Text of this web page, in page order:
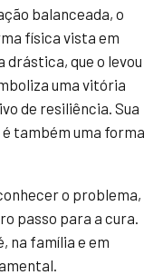
balanceada, o
física vista em
drástica, que o levou
uma vitória
de resiliência. Sua
também uma forma
o problema,
passo para a cura.
na família e em